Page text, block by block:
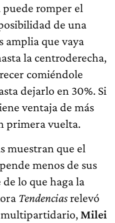
romper el
de una
amplia que vaya
la centroderecha,
comiéndole
dejarlo en 30%. Si
ventaja de más
primera vuelta.
muestran que el
menos de sus
lo que haga la
Tendenciasrelevó
multipartidario, Milei